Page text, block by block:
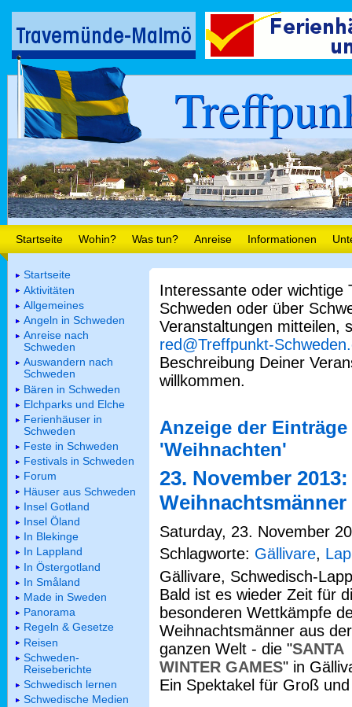
Startseite Wohin? Was tun? Anreise Informationen
Interessante oder wichtige
Schweden oder über
Veranstaltungen mitteilen,
red@Treffpunkt-
Beschreibung Deiner
willkommen.
Anzeige der
'Weihnachten'
23. November
Saturday, 23. November
Schlagworte: Gällivare,
Gällivare, Schwedisch-
Bald ist es wieder Zeit für
besonderen Wettkämpfe
Weihnachtsmänner aus der
ganzen Welt - die "SANTA
WINTER GAMES" in
Ein Spektakel für Groß
Startseite
Aktivitäten
Allgemeines
Angeln in Schweden
Anreise nach
Schweden
Auswandern nach
Schweden
Bären in Schweden
Elchparks und Elche
Ferienhäuser in
Schweden
Feste in Schweden
Festivals in Schweden
Forum
Häuser aus Schweden
Insel Gotland
Insel Öland
In Blekinge
In Lappland
In Östergotland
In Småland
Made in Sweden
Panorama
Regeln & Gesetze
Reisen
Schweden-
Reiseberichte
Schwedisch lernen
Schwedische Medien